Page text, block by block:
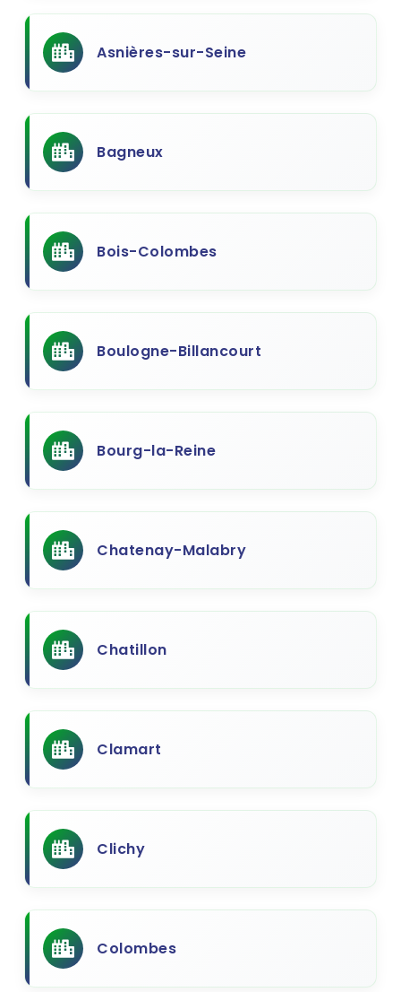
Asnières-sur-Seine
Bagneux
Bois-Colombes
Boulogne-Billancourt
Bourg-la-Reine
Chatenay-Malabry
Chatillon
Clamart
Clichy
Colombes